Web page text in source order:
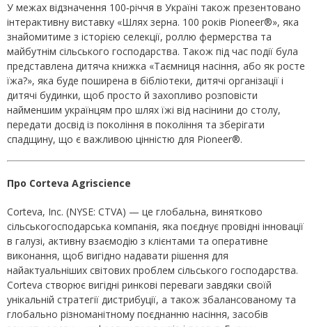
У межах відзначення 100‑річчя в Україні також презентовано
інтерактивну виставку «Шлях зерна. 100 років Pioneer®», яка
знайомитиме з історією селекції, роллю фермерства та
майбутнім сільського господарства. Також під час події була
представлена дитяча книжка «Таємниця насіння, або як росте
їжа?», яка буде поширена в бібліотеки, дитячі організації і
дитячі будинки, щоб просто й захопливо розповісти
найменшим українцям про шлях їжі від насінини до столу,
передати досвід із покоління в покоління та зберігати
спадщину, що є важливою цінністю для Pioneer®.
Про Corteva Agriscience
Corteva, Inc. (NYSE: CTVA) — це глобальна, винятково
сільськогосподарська компанія, яка поєднує провідні інновації
в галузі, активну взаємодію з клієнтами та оперативне
виконання, щоб вигідно надавати рішення для
найактуальніших світових проблем сільського господарства.
Corteva створює вигідні ринкові переваги завдяки своїй
унікальній стратегії дистрибуції, а також збалансованому та
глобально різноманітному поєднанню насіння, засобів